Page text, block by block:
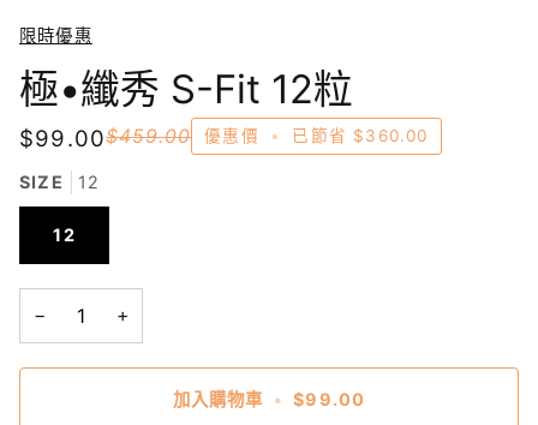
限時優惠
極•纖秀 S-Fit 12粒
$99.00$459.00 優惠價 • 已節省 $360.00
SIZE 12
12
− +
加入購物車 • $99.00